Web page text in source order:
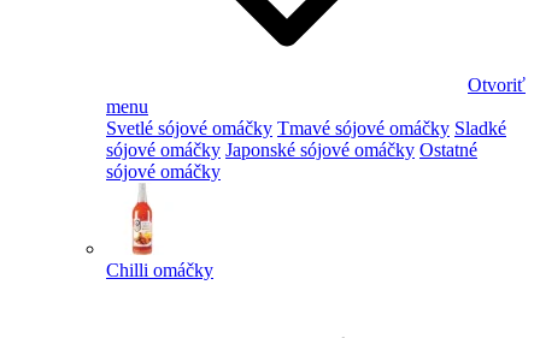
Otvoriť
menu
Svetlé sójové omáčky Tmavé sójové omáčky Sladké
sójové omáčky Japonské sójové omáčky Ostatné
sójové omáčky
Chilli omáčky